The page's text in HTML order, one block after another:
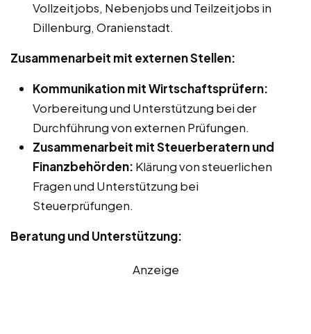
Vollzeitjobs, Nebenjobs und Teilzeitjobs in
Dillenburg, Oranienstadt.
Zusammenarbeit mit externen Stellen:
Kommunikation mit Wirtschaftsprüfern:
Vorbereitung und Unterstützung bei der
Durchführung von externen Prüfungen.
Zusammenarbeit mit Steuerberatern und
Finanzbehörden: Klärung von steuerlichen
Fragen und Unterstützung bei
Steuerprüfungen.
Beratung und Unterstützung:
Anzeige